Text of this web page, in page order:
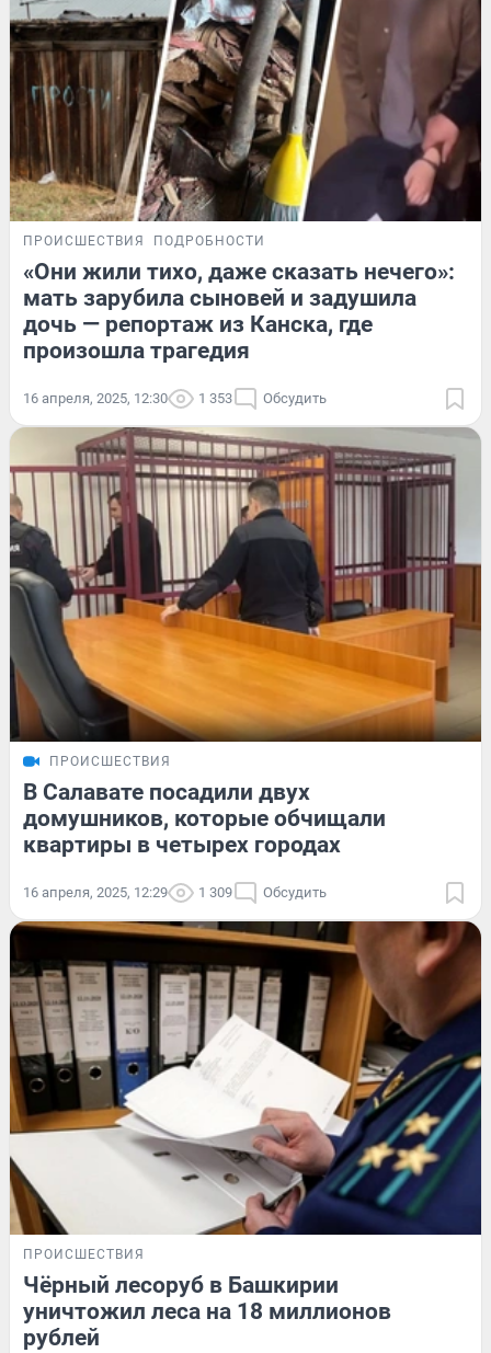
ПРОИСШЕСТВИЯ ПОДРОБНОСТИ
«Они жили тихо, даже сказать нечего»:
мать зарубила сыновей и задушила
дочь — репортаж из Канска, где
произошла трагедия
16 апреля, 2025, 12:30 1 353 Обсудить
ПРОИСШЕСТВИЯ
В Салавате посадили двух
домушников, которые обчищали
квартиры в четырех городах
16 апреля, 2025, 12:29 1 309 Обсудить
ПРОИСШЕСТВИЯ
Чёрный лесоруб в Башкирии
уничтожил леса на 18 миллионов
рублей